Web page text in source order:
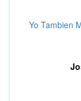
Yo Tambien